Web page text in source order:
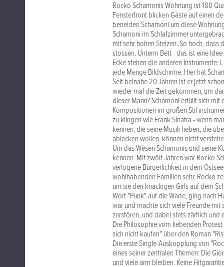
Rocko Schamonis Wohnung ist 180
Fensterfront blicken Gäste auf einen
beneiden Schamoni um diese
Schamoni im Schlafzimmer
mit sehr hohen Stelzen. So hoch,
stossen. Unterm Bett - das ist eine
Ecke stehen die anderen Instrumente:
jede Menge Bildschirme. Hier hat
Seit beinahe 20 Jahren ist er jetzt
wieder mal die Zeit gekommen, um
dieser Mann? Schamoni erfüllt sich
Kompositionen im großen Stil
zu klingen wie Frank Sinatra - wenn
kennen, die seine Musik lieben, die
ablecken wollen, können nicht
Um das Wesen Schamonis und seine
kennen. Mit zwölf Jahren war Rocko
verlogene Bürgerlichkeit in dem
wohlhabenden Familien sehr. Rocko
um sie den knackigen Girls auf dem
Wort "Punk" auf die Wade, ging nach
war und machte sich viele Freunde
zerstören, und dabei stets zärtlich und
Die Philosophie vom liebenden
sich nicht kaufen" über den Roman
Die erste Single-Auskopplung von
eines seiner zentralen Themen: Die
und viele arm bleiben. Keine